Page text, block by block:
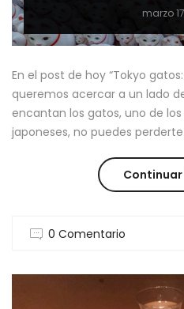
marzo
En el post de hoy “Tokyo
queremos acercar a un lado
encantan los gatos, uno de
japoneses, no puedes
0 Comentario